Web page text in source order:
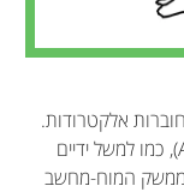
אלקטרודות.
הם צופים במוניטור שבו מוצגת תמונה (Avatar), כמו למשל ידיים
ממשק המוח-מחשב